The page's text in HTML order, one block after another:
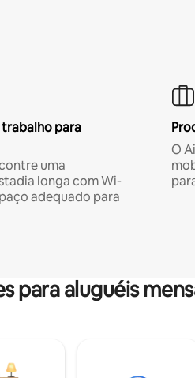
trabalho para
uma
longa com Wi-
adequado para
O
para aluguéis